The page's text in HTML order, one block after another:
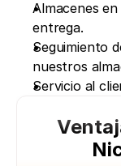
Almacenes
entrega.
Seguimiento
nuestros
Servicio al